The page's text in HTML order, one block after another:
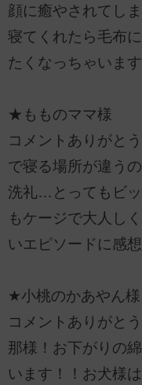
顔に癒やされてし
寝てくれたら毛布
たくなっちゃいます
★もものママ様
コメントありがと
で寝る場所が違う
洗礼…とってもビ
もケージで大人し
いエピソードに感
★小桃のかあやん様
コメントありがと
那様！お下がりの
います！！お犬様